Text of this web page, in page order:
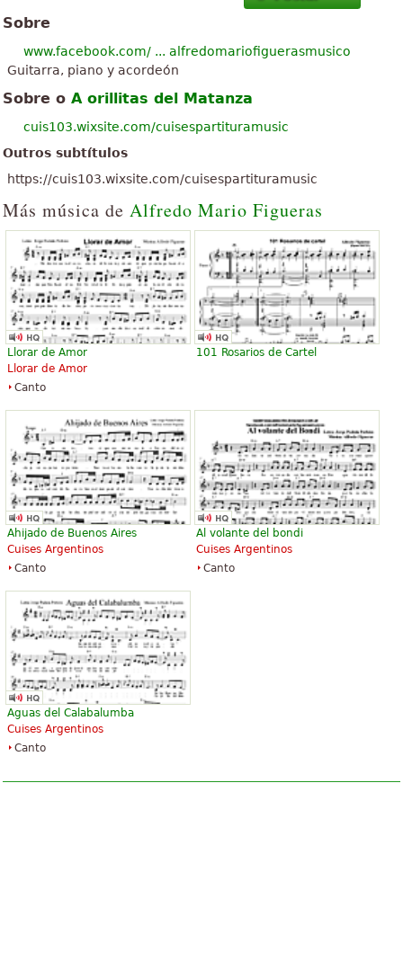
Sobre
www.facebook.com/ ... alfredomariofiguerasmusico
Guitarra, piano y acordeón
Sobre o A orillitas del Matanza
cuis103.wixsite.com/cuisespartituramusic
Outros subtítulos
https://cuis103.wixsite.com/cuisespartituramusic
Más música de Alfredo Mario Figueras
Llorar de Amor
Llorar de Amor
Canto
101 Rosarios de Cartel
Ahijado de Buenos Aires
Cuises Argentinos
Canto
Al volante del bondi
Cuises Argentinos
Canto
Aguas del Calabalumba
Cuises Argentinos
Canto